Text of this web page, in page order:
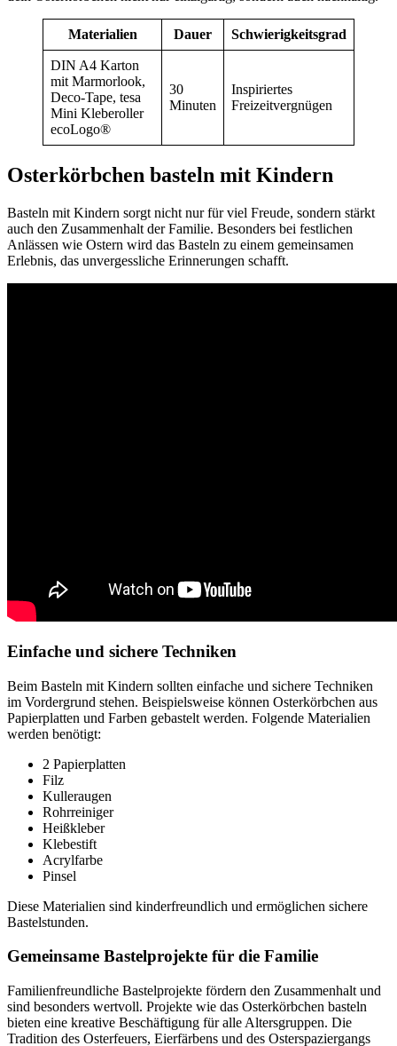
Materialien Dauer Schwierigkeitsgrad
DIN A4 Karton
mit Marmorlook,
Deco-Tape, tesa
Mini Kleberoller
ecoLogo®
30
Minuten
Inspiriertes
Freizeitvergnügen
Osterkörbchen basteln mit Kindern
Basteln mit Kindern sorgt nicht nur für viel Freude, sondern stärkt
auch den Zusammenhalt der Familie. Besonders bei festlichen
Anlässen wie Ostern wird das Basteln zu einem gemeinsamen
Erlebnis, das unvergessliche Erinnerungen schafft.
Einfache und sichere Techniken
Beim Basteln mit Kindern sollten einfache und sichere Techniken
im Vordergrund stehen. Beispielsweise können Osterkörbchen aus
Papierplatten und Farben gebastelt werden. Folgende Materialien
werden benötigt:
2 Papierplatten
Filz
Kulleraugen
Rohrreiniger
Heißkleber
Klebestift
Acrylfarbe
Pinsel
Diese Materialien sind kinderfreundlich und ermöglichen sichere
Bastelstunden.
Gemeinsame Bastelprojekte für die Familie
Familienfreundliche Bastelprojekte fördern den Zusammenhalt und
sind besonders wertvoll. Projekte wie das Osterkörbchen basteln
bieten eine kreative Beschäftigung für alle Altersgruppen. Die
Tradition des Osterfeuers, Eierfärbens und des Osterspaziergangs